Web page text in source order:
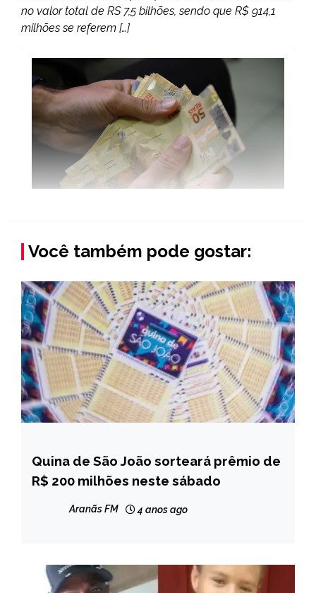
no valor total de RS 7,5 bilhões, sendo que R$ 914,1
milhões se referem […]
Você também pode gostar:
BRASIL
NOTÍCIAS
Quina de São João sorteará prêmio de
R$ 200 milhões neste sábado
Aranãs FM 4 anos ago